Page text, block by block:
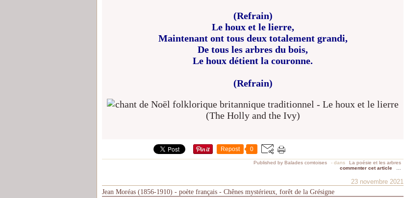
(Refrain)
Le houx et le lierre,
Maintenant ont tous deux totalement grandi,
De tous les arbres du bois,
Le houx détient la couronne.
(Refrain)
Repost 0
Published by Balades comtoises - dans
La poésie et les arbres
commenter cet article
23 novembre 2021
Jean Moréas (1856-1910) - poète français - Chênes mystérieux, forêt de la Grésigne